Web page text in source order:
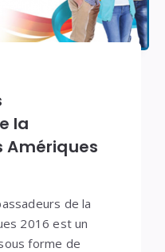
la
Amériques
de la
2016 est un
forme de